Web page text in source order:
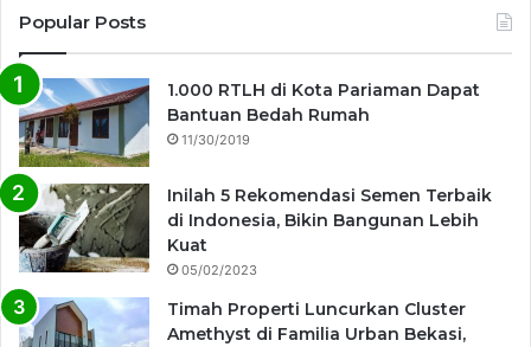
Popular Posts
1.000 RTLH di Kota Pariaman Dapat
Bantuan Bedah Rumah
11/30/2019
Inilah 5 Rekomendasi Semen Terbaik
di Indonesia, Bikin Bangunan Lebih
Kuat
05/02/2023
Timah Properti Luncurkan Cluster
Amethyst di Familia Urban Bekasi,